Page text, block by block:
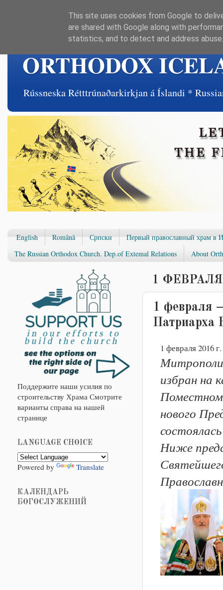
ORTHODOX
Rússneska Rétttrúnaðarkirkjan á Íslandi *
English Română Српски
Первый православный храм в
The Russian Orthodox Church. Dep.of Extemal Relations
About
1 ФЕВРАЛЯ
1 февраля
Патриарха
1 февраля 2016
избран на
Поместном
нового
Ниже
Поддержите наши усилия по
строительству Храма Смотрите
варианты справа на нашей
странице
LANGUAGE CHOICE
Powered by Translate
КАЛЕНДАРЬ
БОГОСЛУЖЕНИЙ
This site uses cookies from Google to
are shared with Google along with
statistics, and to detect and address abuse.